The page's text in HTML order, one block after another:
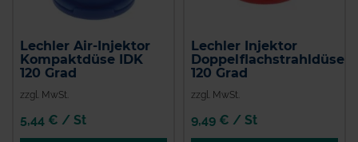
Lechler Air-Injektor
Kompaktdüse IDK
120 Grad
zzgl. MwSt.
5,44 € / St
Lechler Injektor
Doppelflachstrahldüse
120 Grad
zzgl. MwSt.
9,49 € / St